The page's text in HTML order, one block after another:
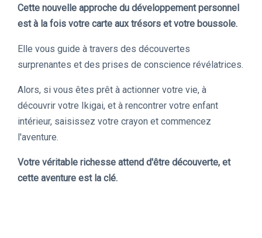
Cette nouvelle approche du développement personnel
est à la fois votre carte aux trésors et votre boussole.
Elle vous guide à travers des découvertes
surprenantes et des prises de conscience révélatrices.
Alors, si vous êtes prêt à actionner votre vie, à
découvrir votre Ikigai, et à rencontrer votre enfant
intérieur, saisissez votre crayon et commencez
l'aventure.
Votre véritable richesse attend d'être découverte, et
cette aventure est la clé.